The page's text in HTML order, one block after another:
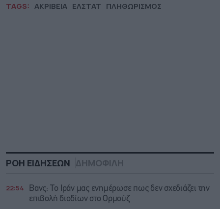
TAGS: ΑΚΡΙΒΕΙΑ ΕΛΣΤΑΤ ΠΛΗΘΩΡΙΣΜΟΣ
ΡΟΗ ΕΙΔΗΣΕΩΝ ΔΗΜΟΦΙΛΗ
22:54
Βανς: Το Ιράν μας ενημέρωσε πως δεν σχεδιάζει την
επιβολή διοδίων στο Ορμούζ